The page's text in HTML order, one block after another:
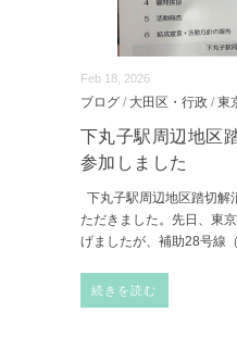
Feb 18, 2026
ブログ / 大田区・行政 / 東
下丸子駅周辺地区
参加しました
下丸子駅周辺地区踏切解
ただきました。先日、東
げましたが、補助28号線（
続きを読む